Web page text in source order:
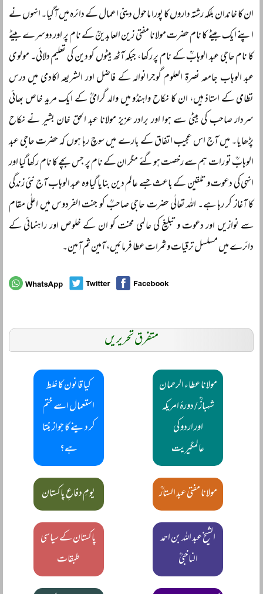
ان کا خاندان بلکہ رشتہ داروں کا پورا ماحول دینی اعمال کے دائرہ میں آگیا۔ انہوں نے
اپنے ایک بیٹے کا نام حضرت مولانا مفتی زین العابدینؒ کے نام پر اور دوسرے بیٹے
کا نام حاجی عبد الوہابؒ کے نام پر رکھا، جبکہ آٹھ بیٹوں کو دین کی تعلیم دلائی۔ مولوی
عبد الوہاب جامعہ نصرۃ العلوم گوجرانوالہ کے فاضل اور الشریعہ اکادمی میں درس
نظامی کے استاذ ہیں، ان کا نکاح واہنڈو میں والد گرامیؒ کے ایک مرید خاص بھائی
سردار صاحب کی بیٹی سے ہوا اور برادر عزیز مولانا عبد الحق خان بشیر نے نکاح
پڑھایا۔ میں آج اس عجیب اتفاق کے بارے میں سوچ رہا ہوں کہ حضرت حاجی عبد
الوہابؒ تو رات ہم سے رخصت ہوگئے مگر ان کے نام پر جس بچے کا نام رکھا گیا اور
انہی کی دعوت و تلقین کے باعث جسے عالم دین بنایا گیا وہ عبد الوہاب آج نئی زندگی
کا آغاز کر رہا ہے۔ اللہ تعالٰی حضرت حاجی صاحبؒ کو جنت الفردوس میں اعلٰی مقام
سے نوازیں اور دعوت و تبلیغ کی عالمی محنت کو ان کے خلوص اور راہنمائی کے
دائرے میں مسلسل ترقیات و ثمرات عطا فرمائیں، آمین ثم آمین۔
متفرق تحریریں
مولانا عطاء الرحمان
شہبازؒ / دورۂ امریکہ
اور اردو کی
عالمگیریت
کیا قانون کا غلط
استعمال اسے ختم
کر دینے کا جواز بنتا
ہے؟
مولانا مفتی عبد الستارؒ یومِ دفاعِ پاکستان
الشیخ عبد اللہ بن احمد
الناخبیؒ
پاکستان کے سیاسی
طبقات